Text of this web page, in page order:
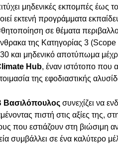
μηδενικές εκπομπές έως το
εκτενή προγράμματα
σε θέματα
της Κατηγορίας 3
και μηδενικό αποτύπωμα
Hub, έναν ιστότοπο που
της εφοδιαστικής
Βασιλόπουλος συνεχίζει να
πιστή στις αξίες της,
που εστιάζουν στη βιώσιμη
συμβάλλει σε ένα καλύτερο